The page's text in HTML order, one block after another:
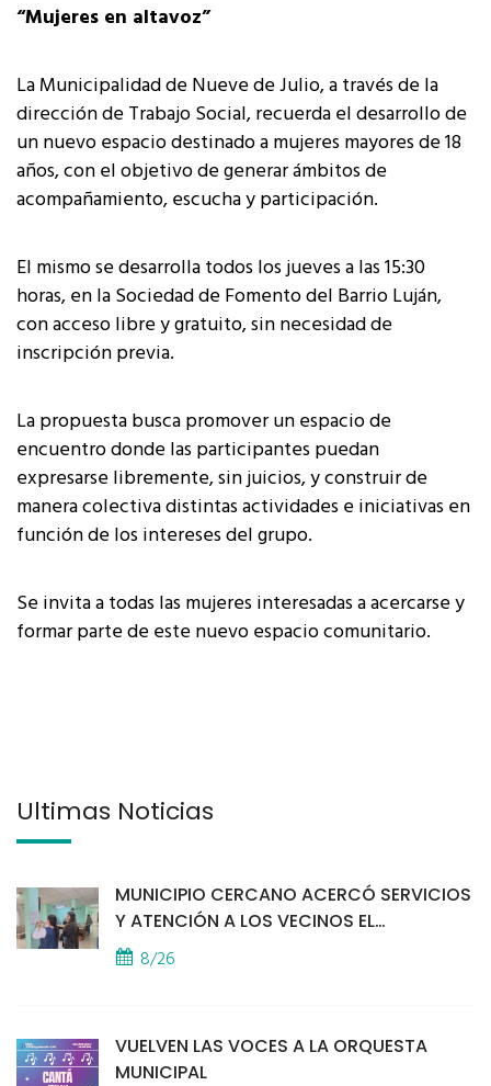
“Mujeres en altavoz”
La Municipalidad de Nueve de Julio, a través de la
dirección de Trabajo Social, recuerda el desarrollo de
un nuevo espacio destinado a mujeres mayores de 18
años, con el objetivo de generar ámbitos de
acompañamiento, escucha y participación.
El mismo se desarrolla todos los jueves a las 15:30
horas, en la Sociedad de Fomento del Barrio Luján,
con acceso libre y gratuito, sin necesidad de
inscripción previa.
La propuesta busca promover un espacio de
encuentro donde las participantes puedan
expresarse libremente, sin juicios, y construir de
manera colectiva distintas actividades e iniciativas en
función de los intereses del grupo.
Se invita a todas las mujeres interesadas a acercarse y
formar parte de este nuevo espacio comunitario.
Últimas Noticias
MUNICIPIO CERCANO ACERCÓ SERVICIOS
Y ATENCIÓN A LOS VECINOS EL
PROVINCIAL
8/26
VUELVEN LAS VOCES A LA ORQUESTA
MUNICIPAL